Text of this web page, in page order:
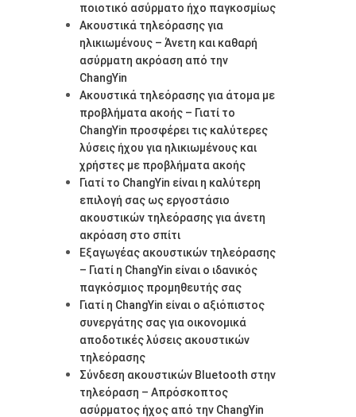
ποιοτικό ασύρματο ήχο παγκοσμίως
Ακουστικά τηλεόρασης για
ηλικιωμένους – Άνετη και καθαρή
ασύρματη ακρόαση από την
ChangYin
Ακουστικά τηλεόρασης για άτομα με
προβλήματα ακοής – Γιατί το
ChangYin προσφέρει τις καλύτερες
λύσεις ήχου για ηλικιωμένους και
χρήστες με προβλήματα ακοής
Γιατί το ChangYin είναι η καλύτερη
επιλογή σας ως εργοστάσιο
ακουστικών τηλεόρασης για άνετη
ακρόαση στο σπίτι
Εξαγωγέας ακουστικών τηλεόρασης
– Γιατί η ChangYin είναι ο ιδανικός
παγκόσμιος προμηθευτής σας
Γιατί η ChangYin είναι ο αξιόπιστος
συνεργάτης σας για οικονομικά
αποδοτικές λύσεις ακουστικών
τηλεόρασης
Σύνδεση ακουστικών Bluetooth στην
τηλεόραση – Απρόσκοπτος
ασύρματος ήχος από την ChangYin